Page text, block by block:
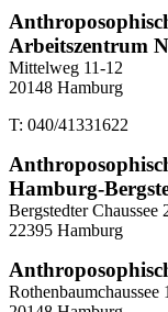
Arbeitszentrum
Mittelweg 11-12
20148 Hamburg
T: 040/41331622
Hamburg-
Bergstedter Chaussee
22395 Hamburg